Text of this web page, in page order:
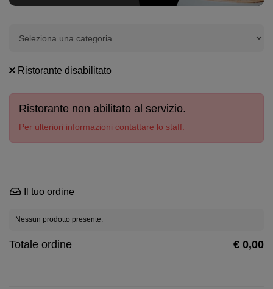
Ristorante disabilitato
Ristorante non abilitato al servizio.
Per ulteriori informazioni contattare lo staff.
Il tuo ordine
Nessun prodotto presente.
Totale ordine € 0,00